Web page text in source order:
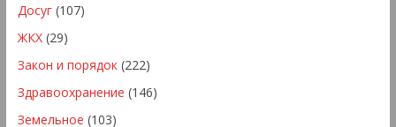
Досуг(107)
ЖКХ(29)
Закон и порядок(222)
Здравоохранение (146)
Земельное (103)